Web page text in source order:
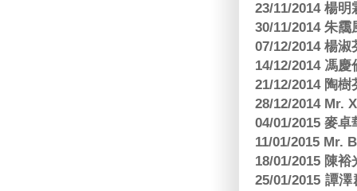
23/11/2014 楊
30/11/2014 朱
07/12/2014 楊
14/12/2014 馮
21/12/2014 陶
28/12/2014 Mr.
04/01/2015 麥
11/01/2015 Mr.
18/01/2015 陳
25/01/2015 譚